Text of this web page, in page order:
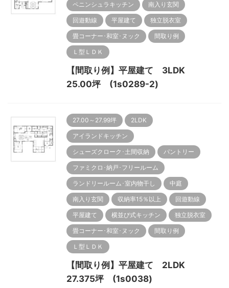
ペニンシュラキッチン 南入り玄関
回遊動線 平屋建て 独立脱衣室
畳コーナー･和室･ヌック 間取り例
Ｌ型ＬＤＫ
【間取り例】平屋建て 3LDK
25.00坪 (1s0289-2)
27.00～27.99坪 2LDK
アイランドキッチン
シューズクローク･土間収納 パントリー
ファミクロ･納戸･フリールーム
ランドリールーム･室内物干し 中庭
南入り玄関 収納率15％以上 回遊動線
平屋建て 横並び式キッチン 独立脱衣室
畳コーナー･和室･ヌック 間取り例
Ｌ型ＬＤＫ
【間取り例】平屋建て 2LDK
27.375坪 (1s0038)